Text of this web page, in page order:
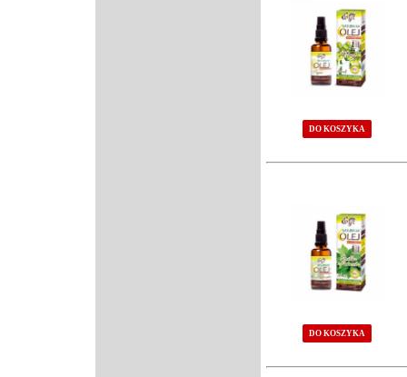
DO KOSZYKA
DO KOSZYKA